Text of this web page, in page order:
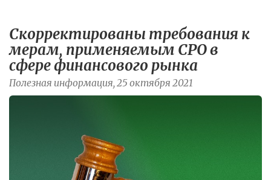
Скорректированы требования к
мерам, применяемым СРО в
сфере финансового рынка
Полезная информация, 25 октября 2021